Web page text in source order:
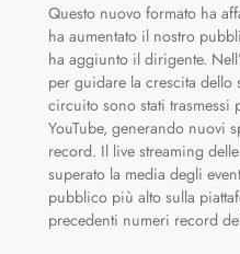
Questo nuovo formato ha
ha aumentato il nostro
ha aggiunto il dirigente.
per guidare la crescita
circuito sono stati trasmessi
YouTube, generando nuovi
record. Il live streaming
superato la media degli
pubblico più alto sulla
precedenti numeri record